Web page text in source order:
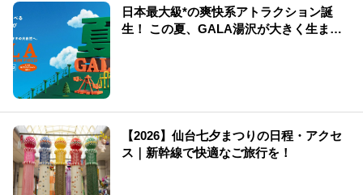
日本最大級*の爽快系アトラクション誕
生！ この夏、GALA湯沢が大きく生まれ
【2026】仙台七夕まつりの日程・アクセ
ス｜新幹線で快適なご旅行を！